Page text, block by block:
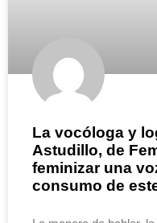
La vocóloga y
Astudillo, de
feminizar una
consumo de